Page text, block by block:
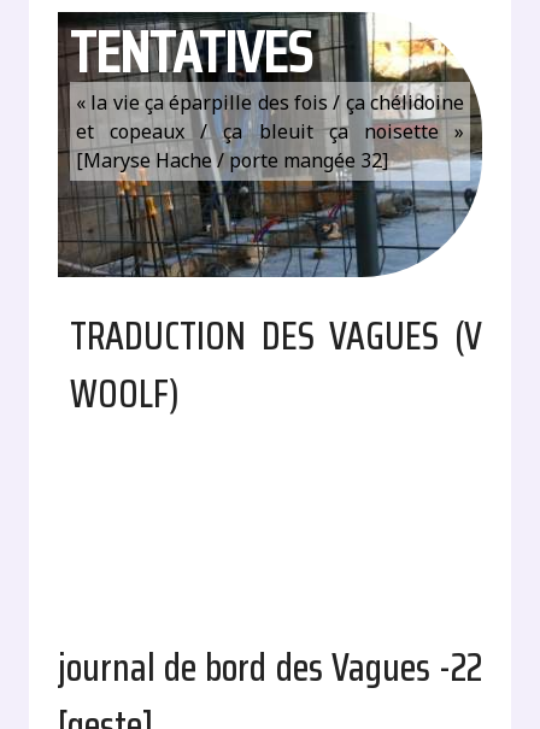
TENTATIVES
« la vie ça éparpille des fois / ça chélidoine
et copeaux / ça bleuit ça noisette »
[Maryse Hache / porte mangée 32]
TRADUCTION DES VAGUES (V
WOOLF)
journal de bord des Vagues -22